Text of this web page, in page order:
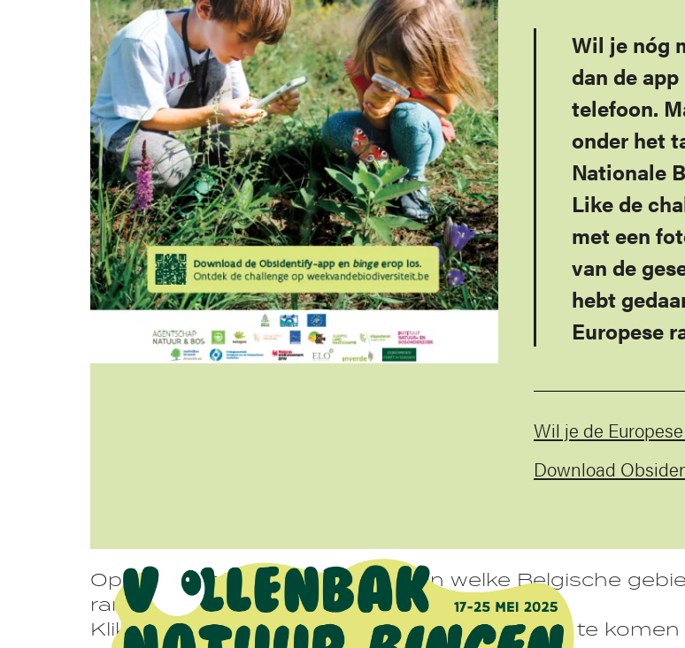
Wil je nóg
dan de
telefoon.
onder het
Nationale
Like de
met een
van de
hebt
Europese
Wil je de
Download
Op de kaart hieronder kan je zien welke Belgische
ranking.
Klik op een gebied om er meer over te weten te